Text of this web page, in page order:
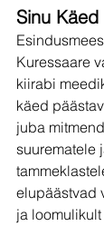
Sinu
Kuressaare
kiirabi
käed
juba
suurematele
elupäästvad
ja